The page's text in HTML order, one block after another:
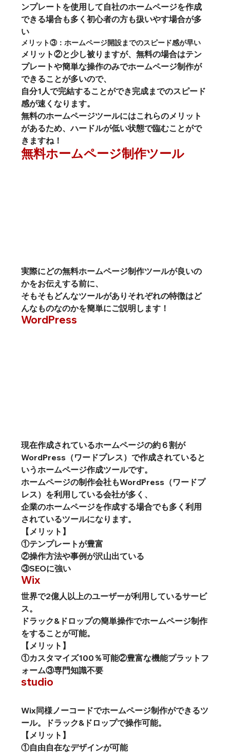
ンプレートを使用して自社のホームページを作成
できる場合も多く初心者の方も扱いやす場合が多
い
メリット③：ホームページ開設までのスピード感が早い
メリット②と少し被りますが、無料の場合はテン
プレートや簡単な操作のみでホームページ制作が
できることが多いので、
自分1人で完結することができ完成までのスピード
感が速くなります。
無料のホームページツールにはこれらのメリット
があるため、ハードルが低い状態で臨むことがで
きますね！
無料ホームページ制作ツール
実際にどの無料ホームページ制作ツールが良いの
かをお伝えする前に、
そもそもどんなツールがありそれぞれの特徴はど
んなものなのかを簡単にご説明します！
現在作成されているホームページの約６割が
WordPress（ワードプレス）で作成されていると
いうホームページ作成ツールです。
ホームページの制作会社もWordPress（ワードプ
レス）を利用している会社が多く、
企業のホームページを作成する場合でも多く利用
されているツールになります。
【メリット】
①テンプレートが豊富
②操作方法や事例が沢山出ている
③SEOに強い
Wix
世界で2億人以上のユーザーが利用しているサービ
ス。
ドラック&ドロップの簡単操作でホームページ制作
をすることが可能。
【メリット】
①カスタマイズ100％可能②豊富な機能プラットフ
ォーム③専門知識不要
studio
Wix同様ノーコードでホームページ制作ができるツ
ール。ドラック&ドロップで操作可能。
【メリット】
①自由自在なデザインが可能